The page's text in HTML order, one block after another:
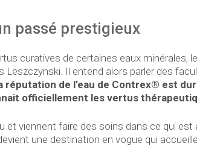
passé prestigieux
curatives de certaines eaux minérales,
Il entend alors parler des
réputation de l’eau de Contrex® est
officiellement les vertus
viennent faire des soins dans ce qui est
une destination en vogue qui